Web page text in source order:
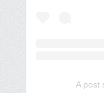
A post